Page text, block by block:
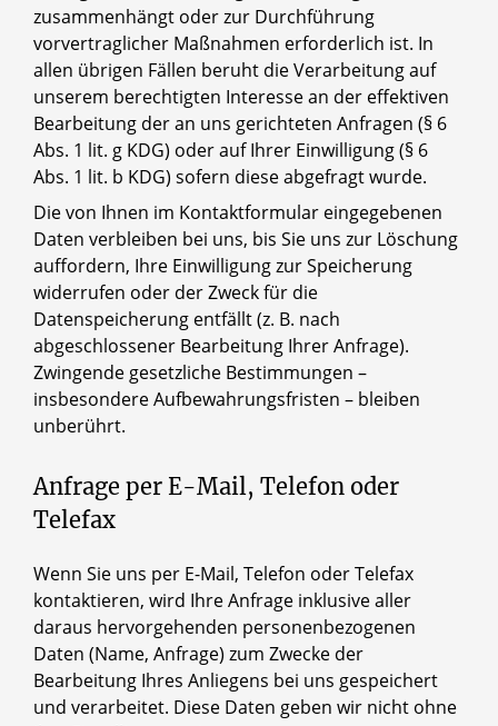
zusammenhängt oder zur Durchführung
vorvertraglicher Maßnahmen erforderlich ist. In
allen übrigen Fällen beruht die Verarbeitung auf
unserem berechtigten Interesse an der effektiven
Bearbeitung der an uns gerichteten Anfragen (§ 6
Abs. 1 lit. g KDG) oder auf Ihrer Einwilligung (§ 6
Abs. 1 lit. b KDG) sofern diese abgefragt wurde.
Die von Ihnen im Kontaktformular eingegebenen
Daten verbleiben bei uns, bis Sie uns zur Löschung
auffordern, Ihre Einwilligung zur Speicherung
widerrufen oder der Zweck für die
Datenspeicherung entfällt (z. B. nach
abgeschlossener Bearbeitung Ihrer Anfrage).
Zwingende gesetzliche Bestimmungen –
insbesondere Aufbewahrungsfristen – bleiben
unberührt.
Anfrage per E-Mail, Telefon oder
Telefax
Wenn Sie uns per E-Mail, Telefon oder Telefax
kontaktieren, wird Ihre Anfrage inklusive aller
daraus hervorgehenden personenbezogenen
Daten (Name, Anfrage) zum Zwecke der
Bearbeitung Ihres Anliegens bei uns gespeichert
und verarbeitet. Diese Daten geben wir nicht ohne